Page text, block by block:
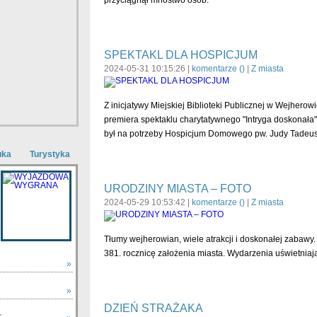
Turystyka
»
»
SPEKTAKL DLA HOSPICJUM
2024-05-31 10:15:26 | komentarze ()| Z miasta
Z inicjatywy Miejskiej Biblioteki Publicznej w
premiera spektaklu charytatywnego "Intryga
był na potrzeby Hospicjum Domowego pw. Judy
URODZINY MIASTA – FOTO
2024-05-29 10:53:42 | komentarze ()| Z miasta
Tłumy wejherowian, wiele atrakcji i doskonałej
381. rocznicę założenia miasta. Wydarzenia
DZIEŃ STRAŻAKA